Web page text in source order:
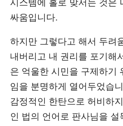
시스템에 홀로 맞서는 것은
싸움입니다.
하지만 그렇다고 해서 두려
내버리고 내 권리를 포기해
은 억울한 시민을 구제하기
임을 분명하게 열어두었습
감정적인 한탄으로 허비하
인 법의 언어로 판사님을